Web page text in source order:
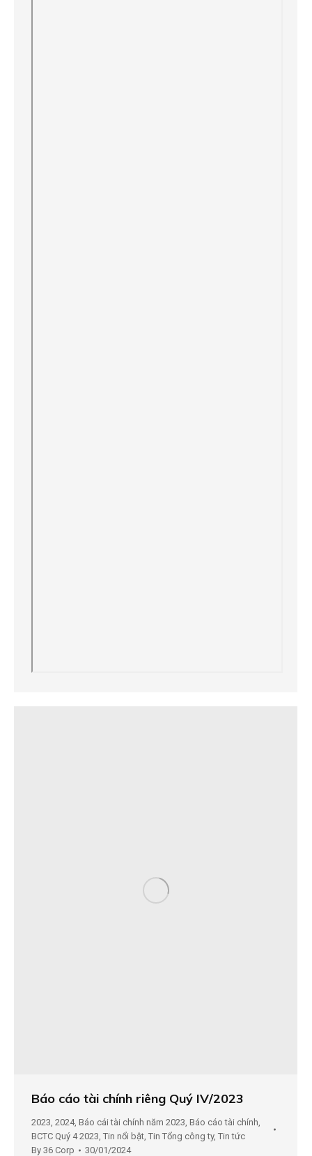
Báo cáo tài chính riêng Quý IV/2023
2023 2024, Báo cái tài chính năm 2023 Báo cáo tài chính
BCTC Quý 4 2023 Tin nổi bật Tin Tổng công ty, Tin tức
By 36 Corp 30/01/2024